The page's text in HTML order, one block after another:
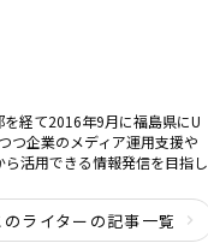
経て2016年9月に福島県にU
つ企業のメディア運用支援や
活用できる情報発信を目指し
のライターの記事一覧